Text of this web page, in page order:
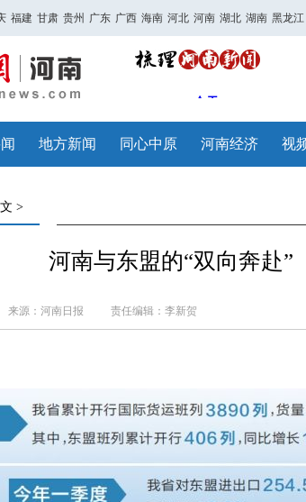
福建 甘肃 贵州 广东 广西 海南 河北 河南 湖北 湖南 黑龙江
地方新闻 同心中原 河南经济 视
>
河南与东盟的“双向奔赴”
来源：河南日报 责任编辑：李新贺